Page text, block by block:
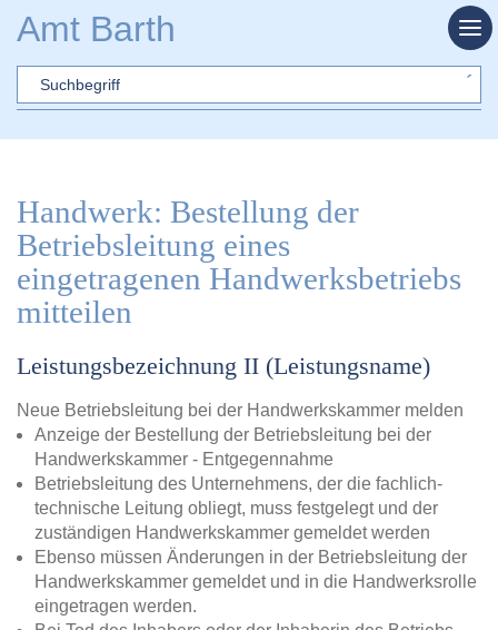
Amt Barth
Sword
Handwerk: Bestellung der
Betriebsleitung eines
eingetragenen Handwerksbetriebs
mitteilen
Leistungsbezeichnung II (Leistungsname)
Neue Betriebsleitung bei der Handwerkskammer melden
Anzeige der Bestellung der Betriebsleitung bei der
Handwerkskammer - Entgegennahme
Betriebsleitung des Unternehmens, der die fachlich-
technische Leitung obliegt, muss festgelegt und der
zuständigen Handwerkskammer gemeldet werden
Ebenso müssen Änderungen in der Betriebsleitung der
Handwerkskammer gemeldet und in die Handwerksrolle
eingetragen werden.